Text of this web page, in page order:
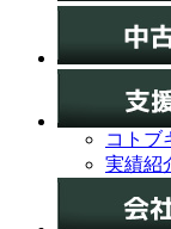
コトブ
実績紹